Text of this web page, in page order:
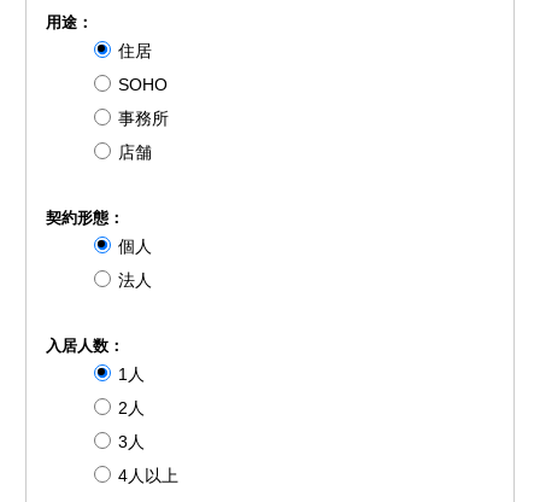
用途：
住居
SOHO
事務所
店舗
契約形態：
個人
法人
入居人数：
1人
2人
3人
4人以上